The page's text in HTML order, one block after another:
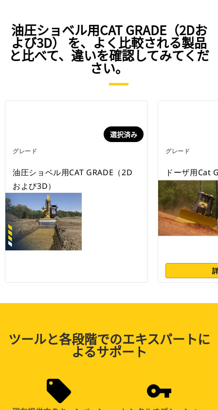
油圧ショベル用CAT GRADE（2Dお
よび3D） を、よく比較される製品
と比べて、違いを確認してみてくだ
さい。
グレード
選択済み
油圧ショベル用CAT GRADE（2D
および3D）
グレード
ドーザ用Cat
ツールと各段階でのエキスパートに
よるサポート